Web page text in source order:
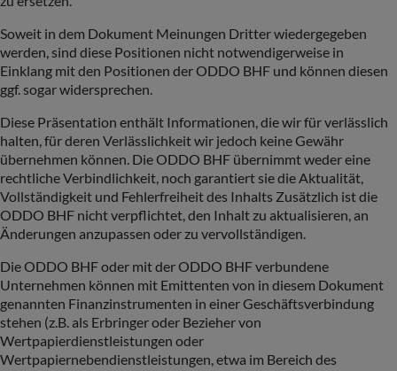
Soweit in dem Dokument Meinungen Dritter wiedergegeben
werden, sind diese Positionen nicht notwendigerweise in
Einklang mit den Positionen der ODDO BHF und können diesen
ggf. sogar widersprechen.
Diese Präsentation enthält Informationen, die wir für verlässlich
halten, für deren Verlässlichkeit wir jedoch keine Gewähr
übernehmen können. Die ODDO BHF übernimmt weder eine
rechtliche Verbindlichkeit, noch garantiert sie die Aktualität,
Vollständigkeit und Fehlerfreiheit des Inhalts Zusätzlich ist die
ODDO BHF nicht verpflichtet, den Inhalt zu aktualisieren, an
Änderungen anzupassen oder zu vervollständigen.
Die ODDO BHF oder mit der ODDO BHF verbundene
Unternehmen können mit Emittenten von in diesem Dokument
genannten Finanzinstrumenten in einer Geschäftsverbindung
stehen (z.B. als Erbringer oder Bezieher von
Wertpapierdienstleistungen oder
Wertpapiernebendienstleistungen, etwa im Bereich des